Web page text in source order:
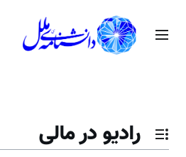
محتوامنوی اصلی
تغییر وضعیت فهرست محتویات
رادیو در مالی